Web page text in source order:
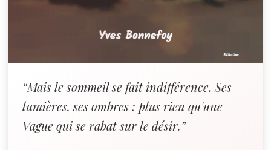
“Mais le sommeil se fait indifférence. Ses
lumières, ses ombres : plus rien qu'une
Vague qui se rabat sur le désir.”